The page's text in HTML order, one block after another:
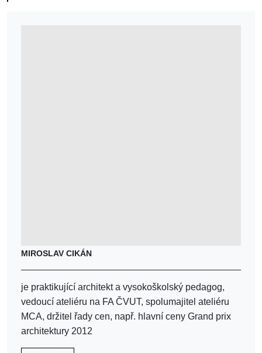
MIROSLAV CIKÁN
je praktikující architekt a vysokoškolský pedagog,
vedoucí ateliéru na FA ČVUT, spolumajitel ateliéru
MCA, držitel řady cen, např. hlavní ceny Grand prix
architektury 2012